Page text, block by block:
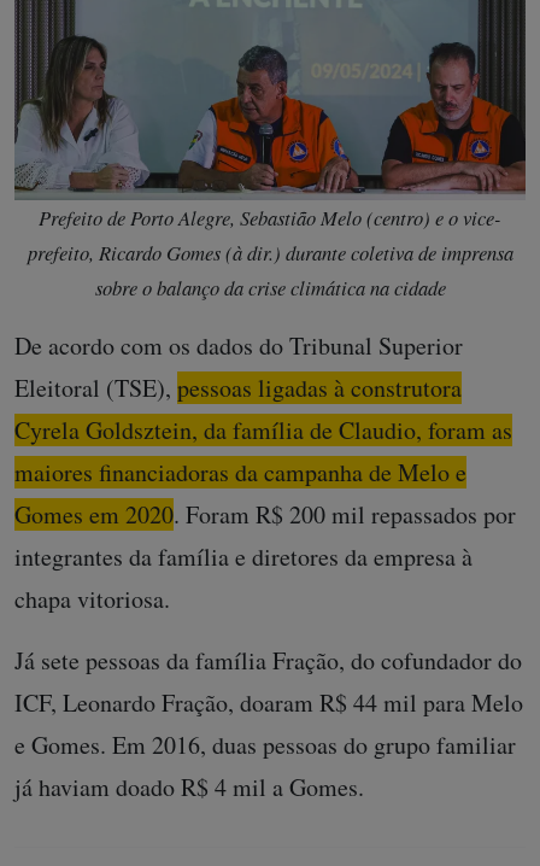
Prefeito de Porto Alegre, Sebastião Melo (centro) e o vice-
prefeito, Ricardo Gomes (à dir.) durante coletiva de imprensa
sobre o balanço da crise climática na cidade
De acordo com os dados do Tribunal Superior
Eleitoral (TSE), pessoas ligadas à construtora
Cyrela Goldsztein, da família de Claudio, foram as
maiores financiadoras da campanha de Melo e
Gomes em 2020. Foram R$ 200 mil repassados por
integrantes da família e diretores da empresa à
chapa vitoriosa.
Já sete pessoas da família Fração, do cofundador do
ICF, Leonardo Fração, doaram R$ 44 mil para Melo
e Gomes. Em 2016, duas pessoas do grupo familiar
já haviam doado R$ 4 mil a Gomes.